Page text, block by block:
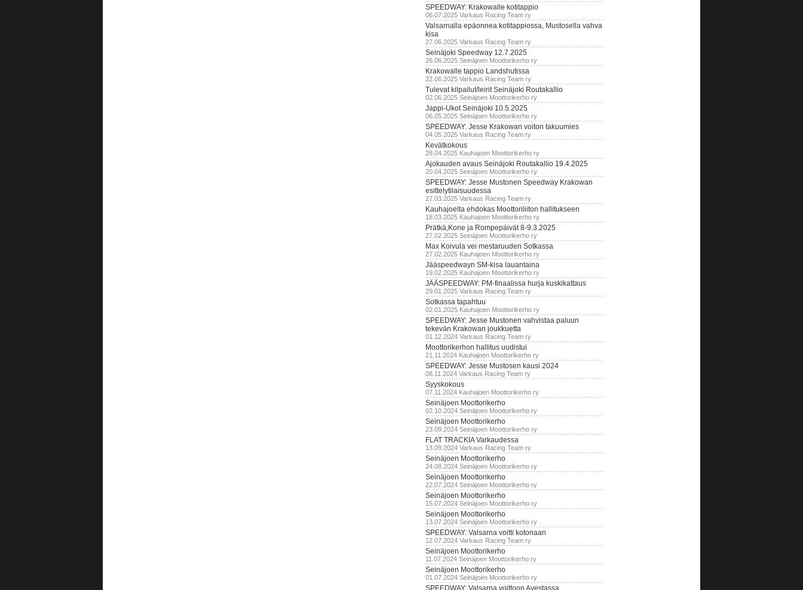
SPEEDWAY: Krakowalle kotitappio
06.07.2025 Varkaus Racing Team ry
Valsarnalla epäonnea kotitappiossa, Mustosella vahva
kisa
27.06.2025 Varkaus Racing Team ry
Seinäjoki Speedway 12.7.2025
26.06.2025 Seinäjoen Moottorikerho ry
Krakowalle tappio Landshutissa
22.06.2025 Varkaus Racing Team ry
Tulevat kilpailut/leirit Seinäjoki Routakallio
02.06.2025 Seinäjoen Moottorikerho ry
Jappi-Ukot Seinäjoki 10.5.2025
06.05.2025 Seinäjoen Moottorikerho ry
SPEEDWAY: Jesse Krakowan voiton takuumies
04.05.2025 Varkaus Racing Team ry
Kevätkokous
28.04.2025 Kauhajoen Moottorikerho ry
Ajokauden avaus Seinäjoki Routakallio 19.4.2025
20.04.2025 Seinäjoen Moottorikerho ry
SPEEDWAY: Jesse Mustonen Speedway Krakowan
esittelytilaisuudessa
27.03.2025 Varkaus Racing Team ry
Kauhajoelta ehdokas Moottoriliiton hallitukseen
18.03.2025 Kauhajoen Moottorikerho ry
Prätkä,Kone ja Rompepäivät 8-9.3.2025
27.02.2025 Seinäjoen Moottorikerho ry
Max Koivula vei mestaruuden Sotkassa
27.02.2025 Kauhajoen Moottorikerho ry
Jääspeedwayn SM-kisa lauantaina
19.02.2025 Kauhajoen Moottorikerho ry
JÄÄSPEEDWAY: PM-finaalissa hurja kuskikattaus
29.01.2025 Varkaus Racing Team ry
Sotkassa tapahtuu
02.01.2025 Kauhajoen Moottorikerho ry
SPEEDWAY: Jesse Mustonen vahvistaa paluun
tekevän Krakowan joukkuetta
01.12.2024 Varkaus Racing Team ry
Moottorikerhon hallitus uudistui
21.11.2024 Kauhajoen Moottorikerho ry
SPEEDWAY: Jesse Mustosen kausi 2024
08.11.2024 Varkaus Racing Team ry
Syyskokous
07.11.2024 Kauhajoen Moottorikerho ry
Seinäjoen Moottorikerho
02.10.2024 Seinäjoen Moottorikerho ry
Seinäjoen Moottorikerho
23.09.2024 Seinäjoen Moottorikerho ry
FLAT TRACKIA Varkaudessa
13.09.2024 Varkaus Racing Team ry
Seinäjoen Moottorikerho
24.08.2024 Seinäjoen Moottorikerho ry
Seinäjoen Moottorikerho
22.07.2024 Seinäjoen Moottorikerho ry
Seinäjoen Moottorikerho
15.07.2024 Seinäjoen Moottorikerho ry
Seinäjoen Moottorikerho
13.07.2024 Seinäjoen Moottorikerho ry
SPEEDWAY: Valsarna voitti kotonaan
12.07.2024 Varkaus Racing Team ry
Seinäjoen Moottorikerho
11.07.2024 Seinäjoen Moottorikerho ry
Seinäjoen Moottorikerho
01.07.2024 Seinäjoen Moottorikerho ry
SPEEDWAY: Valsarna voittoon Avestassa